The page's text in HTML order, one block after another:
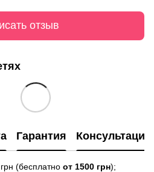
отзыв
Гарантия Консультация
(бесплатно от 1500 грн);